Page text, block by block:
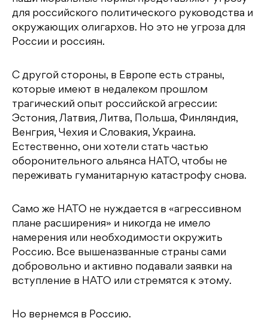
для российского политического руководства и
окружающих олигархов. Но это не угроза для
России и россиян.
С другой стороны, в Европе есть страны,
которые имеют в недалеком прошлом
трагический опыт российской агрессии:
Эстония, Латвия, Литва, Польша, Финляндия,
Венгрия, Чехия и Словакия, Украина.
Естественно, они хотели стать частью
оборонительного альянса НАТО, чтобы не
переживать гуманитарную катастрофу снова.
Само же НАТО не нуждается в «агрессивном
плане расширения» и никогда не имело
намерения или необходимости окружить
Россию. Все вышеназванные страны сами
добровольно и активно подавали заявки на
вступление в НАТО или стремятся к этому.
Но вернемся в Россию.